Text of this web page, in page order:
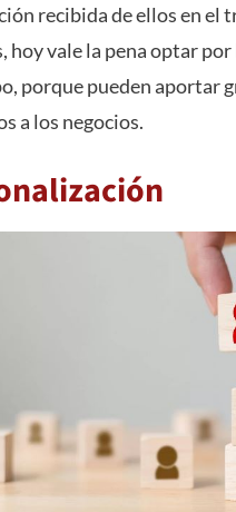
recibida de ellos en el
hoy vale la pena optar
porque pueden aportar
a los negocios.